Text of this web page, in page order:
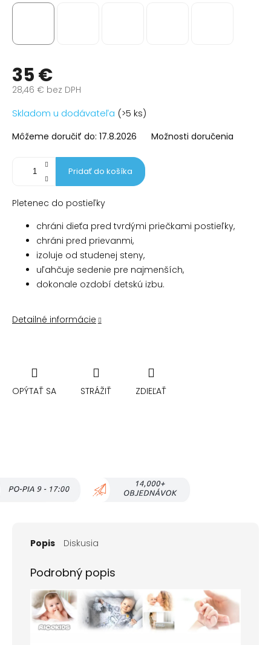
35 €
28,46 € bez DPH
cena:
Skladom u dodávateľa (>5 ks)
Môžeme doručiť do: 17.8.2026 Možnosti doručenia
Pridať do košíka
Pletenec do postieľky
chráni dieťa pred tvrdými priečkami postieľky,
chráni pred prievanmi,
izoluje od studenej steny,
uľahčuje sedenie pre najmenších,
dokonale ozdobí detskú izbu.
Detailné informácie
OPÝTAŤ SA STRÁŽIŤ ZDIEĽAŤ
Popis Diskusia
Podrobný popis